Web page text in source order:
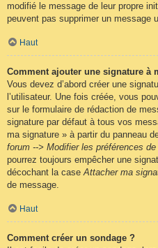
modifié le message de leur propre
peuvent pas supprimer un message
Haut
Comment ajouter une signature à
Vous devez d’abord créer une
l’utilisateur. Une fois créée, vous
sur le formulaire de rédaction de
signature par défaut à tous vos
ma signature » à partir du panneau
forum --> Modifier les préférences
pourrez toujours empêcher une
décochant la caseAttacher ma
de message.
Haut
Comment créer un sondage ?